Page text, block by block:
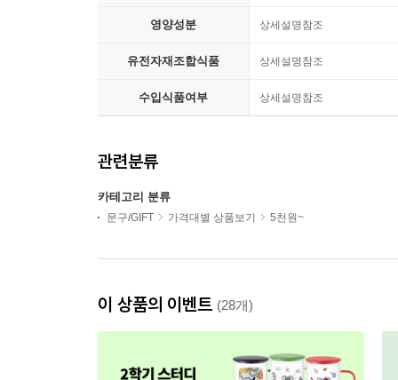
영양성분 상세설명참조
유전자재조합식품 상세설명참조
수입식품여부 상세설명참조
관련분류
카테고리 분류
문구/GIFT 가격대별 상품보기 5천원~
이 상품의 이벤트 (28개)